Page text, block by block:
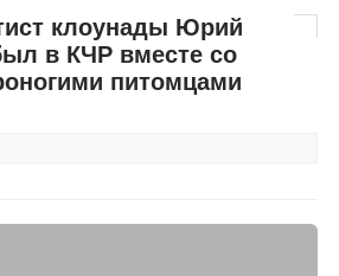
клоунады Юрий
в КЧР вместе со
питомцами